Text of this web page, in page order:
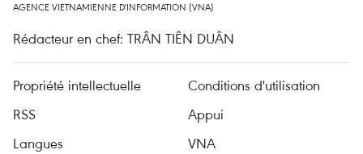
AGENCE VIETNAMIENNE D'INFORMATION (VNA)
Rédacteur en chef: TRÂN TIÊN DUÂN
Propriété intellectuelle
Conditions d'utilisation
RSS
Appui
Langues
VNA